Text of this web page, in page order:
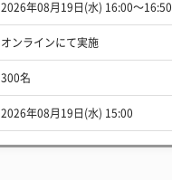
2026年08月19日(水) 16:00〜16:50
オンラインにて実施
300名
2026年08月19日(水) 15:00